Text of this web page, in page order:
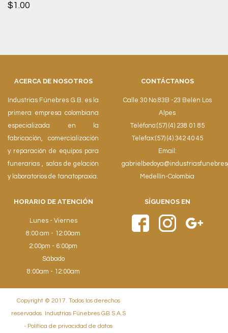
$1.00
ACERCA DE NOSOTROS
Industrias Fúnebres G.B. es la
primera empresa colombiana
especializada en la
fabricación, comercialización
y reparación de equipos para
funerarias , salas de gelación
y laboratorios de tanatopraxia.
CONTÁCTANOS
Calle 30 No.83B -23 Belén Los
Alpes
Teléfono:(57) (4) 238 01 85
Telefax:(57) (4) 342 40 45
Email:
Medellín-Colombia
HORARIO DE ATENCIÓN
Lunes - Viernes
8:00 am - 12:00am
2:00pm - 6:00pm
Sábado
8:00am - 12:00am
SÍGUENOS EN
Copyright © 2017. Todos los derechos
reservados. Industrias Fúnebres GB S.A.S
- Política de privacidad de datos